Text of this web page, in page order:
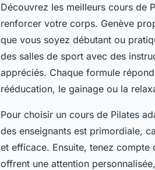
Découvrez les meilleurs cours de
renforcer votre corps. Genève
que vous soyez débutant ou
des salles de sport avec des
appréciés. Chaque formule
rééducation, le gainage ou la
Pour choisir un cours de Pilates
des enseignants est primordiale,
et efficace. Ensuite, tenez
offrent une attention